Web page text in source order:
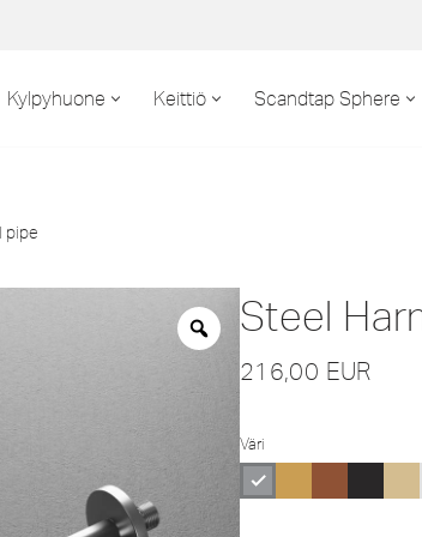
Kylpyhuone Keittiö Scandtap Sphere
pipe
Steel
216,00 EUR
Väri